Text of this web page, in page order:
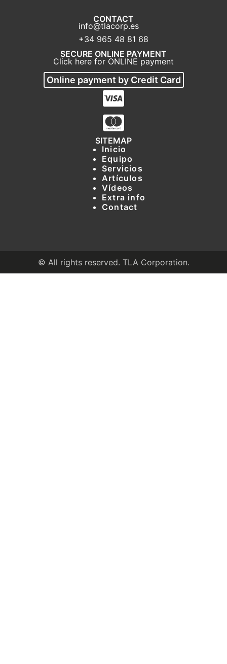
CONTACT
info@tlacorp.es
+34 965 48 81 68
SECURE ONLINE PAYMENT
Click here for ONLINE payment
Online payment by Credit Card
SITEMAP
Inicio
Equipo
Servicios
Artículos
Vídeos
Extra info
Contact
© All rights reserved. TLA Corporation.